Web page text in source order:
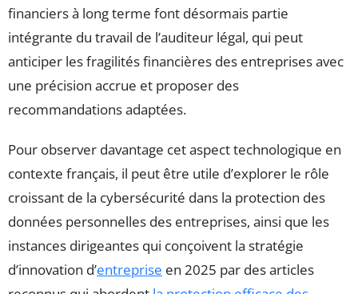
financiers à long terme font désormais partie
intégrante du travail de l’auditeur légal, qui peut
anticiper les fragilités financières des entreprises avec
une précision accrue et proposer des
recommandations adaptées.
Pour observer davantage cet aspect technologique en
contexte français, il peut être utile d’explorer le rôle
croissant de la cybersécurité dans la protection des
données personnelles des entreprises, ainsi que les
instances dirigeantes qui conçoivent la stratégie
d’innovation d’entreprise en 2025 par des articles